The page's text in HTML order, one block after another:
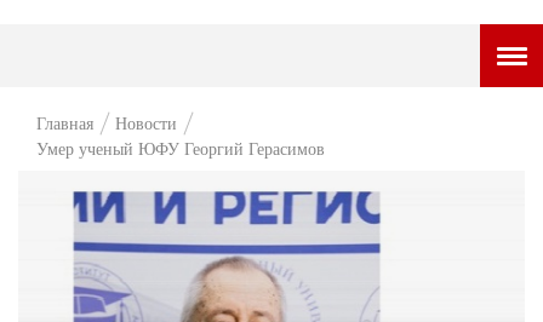
ВОПРОС НЕДЕЛИ
ТАМ И ТУТ
Главная
Новости
Умер ученый ЮФУ Георгий Герасимов